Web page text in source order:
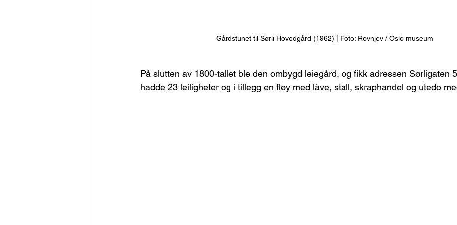
Gårdstunet til Sørli Hovedgård (1962) | Foto: Rovnjev / Oslo museum
På slutten av 1800-tallet ble den ombygd leiegård, og fikk adressen Sørligaten
hadde 23 leiligheter og i tillegg en fløy med låve, stall, skraphandel og utedo